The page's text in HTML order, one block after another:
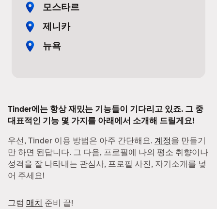
모스타르
제니카
뉴욕
Tinder에는 항상 재밌는 기능들이 기다리고 있죠. 그 중
대표적인 기능 몇 가지를 아래에서 소개해 드릴게요!
우선, Tinder 이용 방법은 아주 간단해요. 계정을 만들기
만 하면 된답니다. 그 다음, 프로필에 나의 평소 취향이나
성격을 잘 나타내는 관심사, 프로필 사진, 자기소개를 넣
어 주세요!
그럼 매치 준비 끝!